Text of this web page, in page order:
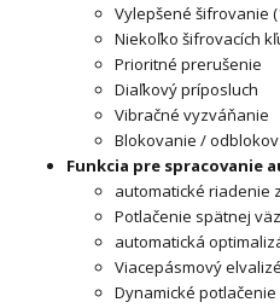
Vylepšené šifrovanie
Niekoľko šifrovacích
Prioritné prerušenie
Diaľkový príposluch
Vibračné vyzváňanie
Blokovanie /
Funkcia pre spracovanie
automatické riadenie
Potlačenie spätnej
automatická
Viacepásmový
Dynamické